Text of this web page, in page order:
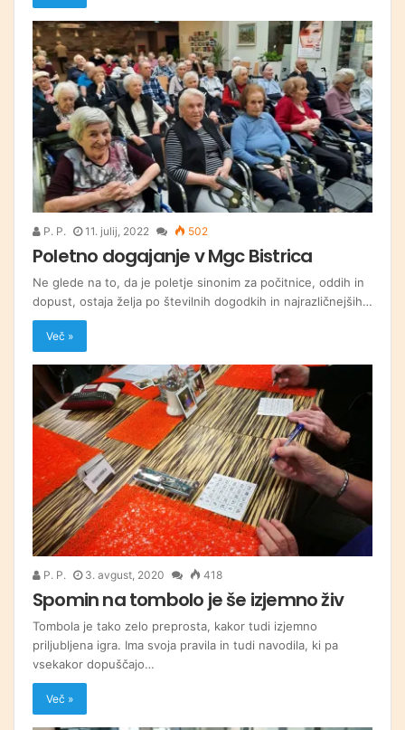
P. P. 11. julij, 2022 502
Poletno dogajanje v Mgc Bistrica
Ne glede na to, da je poletje sinonim za počitnice, oddih in
dopust, ostaja želja po številnih dogodkih in najrazličnejših…
Več »
P. P. 3. avgust, 2020 418
Spomin na tombolo je še izjemno živ
Tombola je tako zelo preprosta, kakor tudi izjemno
priljubljena igra. Ima svoja pravila in tudi navodila, ki pa
vsekakor dopuščajo…
Več »